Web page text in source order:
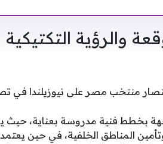
والرؤية التكتيكية
منتخب مصر على نيوزيلندا في
بخطط فنية مدروسة بعناية، حيث